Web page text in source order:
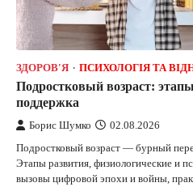
ЗДОРОВ'Я ПСИХОЛОГІЯ ТА
Подростковый возраст:
поддержка
Борис Шумко 02.08.2026
Подростковый возраст — бурный
Этапы развития, физиологические и
вызовы цифровой эпохи и войны,